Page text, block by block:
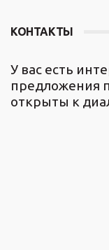
КОНТАКТЫ
У вас есть
предложения
открыты к